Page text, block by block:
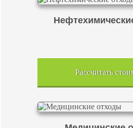
Рассчитать